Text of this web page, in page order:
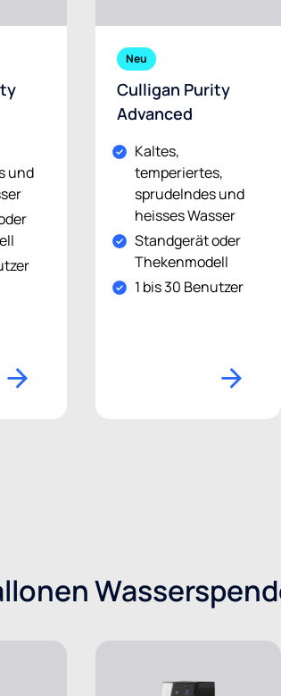
und
Neu
Culligan Purity
Advanced
Kaltes,
temperiertes,
sprudelndes und
heisses Wasser
Standgerät oder
Thekenmodell
1 bis 30 Benutzer